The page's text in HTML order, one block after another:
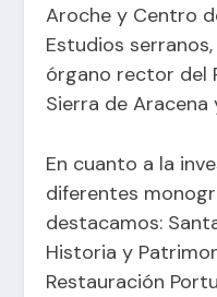
Aroche y Centro
Estudios
órgano rector del
Sierra de Aracena
En cuanto a la
diferentes
destacamos:
Historia y
Restauración